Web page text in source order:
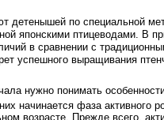
детенышей по специальной
японскими птицеводами. В
в сравнении с
успешного выращивания
нужно понимать
начинается фаза активного
возрасте. Прежде всего,